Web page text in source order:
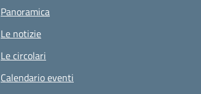
Panoramica
Le notizie
Le circolari
Calendario eventi